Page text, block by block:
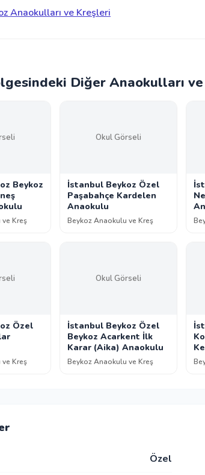
Anaokulları ve Kreşleri
Diğer Anaokulları
Beykoz
Kreş
Okul Görseli
İstanbul Beykoz Özel
Paşabahçe Kardelen
Anaokulu
Beykoz Anaokulu ve Kreş
Özel
Kreş
Okul Görseli
İstanbul Beykoz Özel
Beykoz Acarkent İlk
Karar (Aika) Anaokulu
Beykoz Anaokulu ve Kreş
Özel